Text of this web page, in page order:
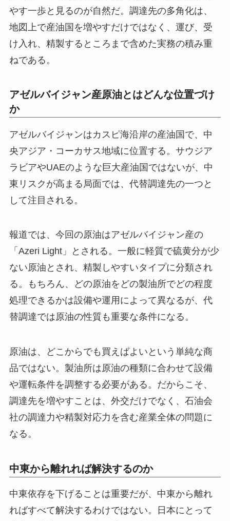
やす一歩と見るのが自然だ。調達先の多角化は、
地図上で産油国を増やすだけではなく、運び、受
け入れ、精製するところまで含めた実務の積み重
ねである。
アゼルバイジャン産原油とはどんな位置づけ
か
アゼルバイジャンはカスピ海沿岸の産油国で、中
央アジア・コーカサス地域に位置する。サウジア
ラビアやUAEのような巨大産油国ではないが、中
東リスクが高まる局面では、代替調達先の一つと
して注目される。
報道では、今回の原油はアゼルバイジャン産の
「Azeri Light」とされる。一般に軽質で硫黄分が少
ない原油とされ、精製しやすいタイプに分類され
る。もちろん、どの原油をどの製油所でどの程度
処理できるかは設備や運用によって異なるが、代
替調達では原油の性質も重要な条件になる。
原油は、どこからでも買えばよいという単純な商
品ではない。製油所は原油の種類に合わせて設備
や運転条件を調整する必要がある。だからこそ、
調達先を増やすことは、外交だけでなく、石油会
社の調達力や精製対応力を含む産業全体の問題に
なる。
中東から離れれば解決するのか
中東依存を下げることは重要だが、中東から離れ
ればすべて解決するわけではない。日本にとって